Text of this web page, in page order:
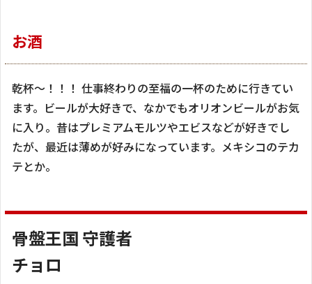
お酒
乾杯～！！！ 仕事終わりの至福の一杯のために行きてい
ます。ビールが大好きで、なかでもオリオンビールがお気
に入り。昔はプレミアムモルツやエビスなどが好きでし
たが、最近は薄めが好みになっています。メキシコのテカ
テとか。
骨盤王国 守護者
チョロ